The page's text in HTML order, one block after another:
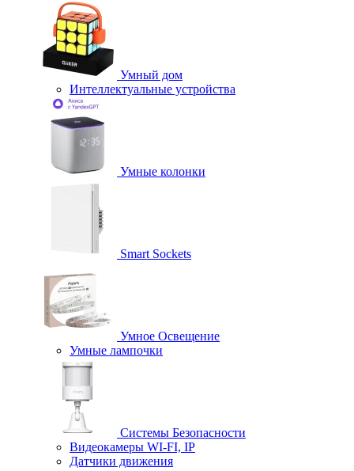
Умный дом
Интеллектуальные устройства
Умные колонки
Smart Sockets
Умное Освещение
Умные лампочки
Системы Безопасности
Видеокамеры WI-FI, IP
Датчики движения